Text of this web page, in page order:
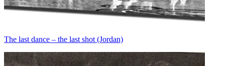
The last dance – the last shot (Jordan)